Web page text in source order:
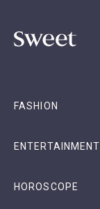
FASHION
ENTERTAINMENT
HOROSCOPE